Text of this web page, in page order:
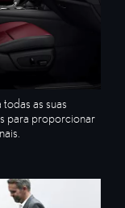
as suas
para proporcionar